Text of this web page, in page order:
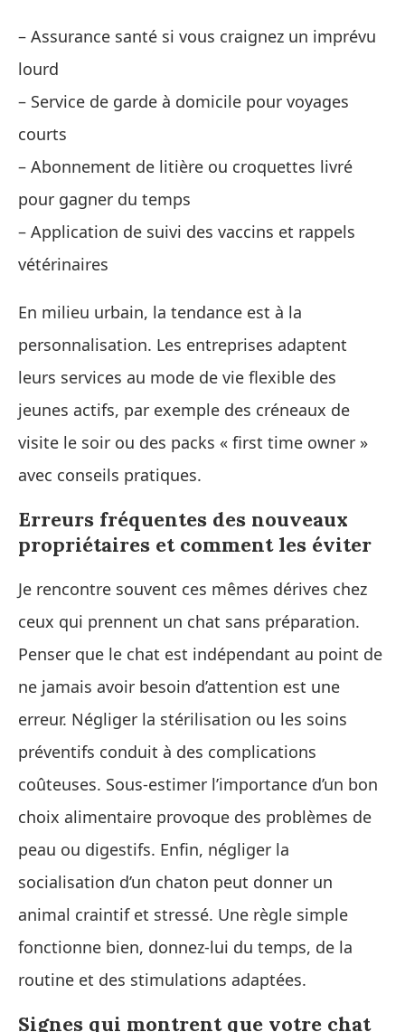
– Assurance santé si vous craignez un imprévu
lourd
– Service de garde à domicile pour voyages
courts
– Abonnement de litière ou croquettes livré
pour gagner du temps
– Application de suivi des vaccins et rappels
vétérinaires
En milieu urbain, la tendance est à la
personnalisation. Les entreprises adaptent
leurs services au mode de vie flexible des
jeunes actifs, par exemple des créneaux de
visite le soir ou des packs « first time owner »
avec conseils pratiques.
Erreurs fréquentes des nouveaux
propriétaires et comment les éviter
Je rencontre souvent ces mêmes dérives chez
ceux qui prennent un chat sans préparation.
Penser que le chat est indépendant au point de
ne jamais avoir besoin d’attention est une
erreur. Négliger la stérilisation ou les soins
préventifs conduit à des complications
coûteuses. Sous-estimer l’importance d’un bon
choix alimentaire provoque des problèmes de
peau ou digestifs. Enfin, négliger la
socialisation d’un chaton peut donner un
animal craintif et stressé. Une règle simple
fonctionne bien, donnez-lui du temps, de la
routine et des stimulations adaptées.
Signes qui montrent que votre chat